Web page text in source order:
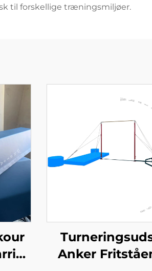
til forskellige træningsmiljøer.
Anker